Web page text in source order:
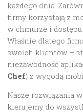
każdego dnia.
firmy korzystają z
w chmurze i
Właśnie dlatego
swoich klientów –
niezawodność
Chef) z wygodą
Nasze rozwiązania
kierujemy do